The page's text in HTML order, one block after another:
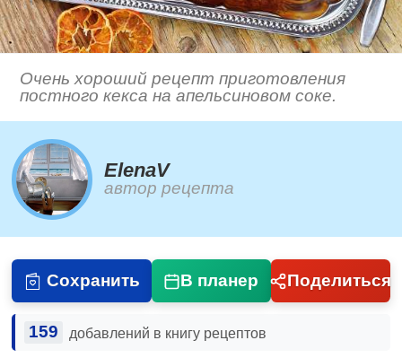
Очень хороший рецепт приготовления
постного кекса на апельсиновом соке.
ElenaV
автор рецепта
Сохранить В планер Поделиться
159 добавлений в книгу рецептов